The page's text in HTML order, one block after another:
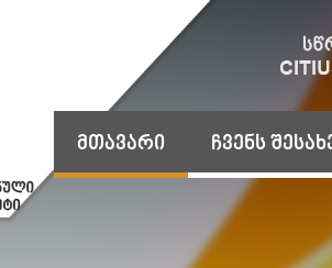
მთავარი ჩვენს